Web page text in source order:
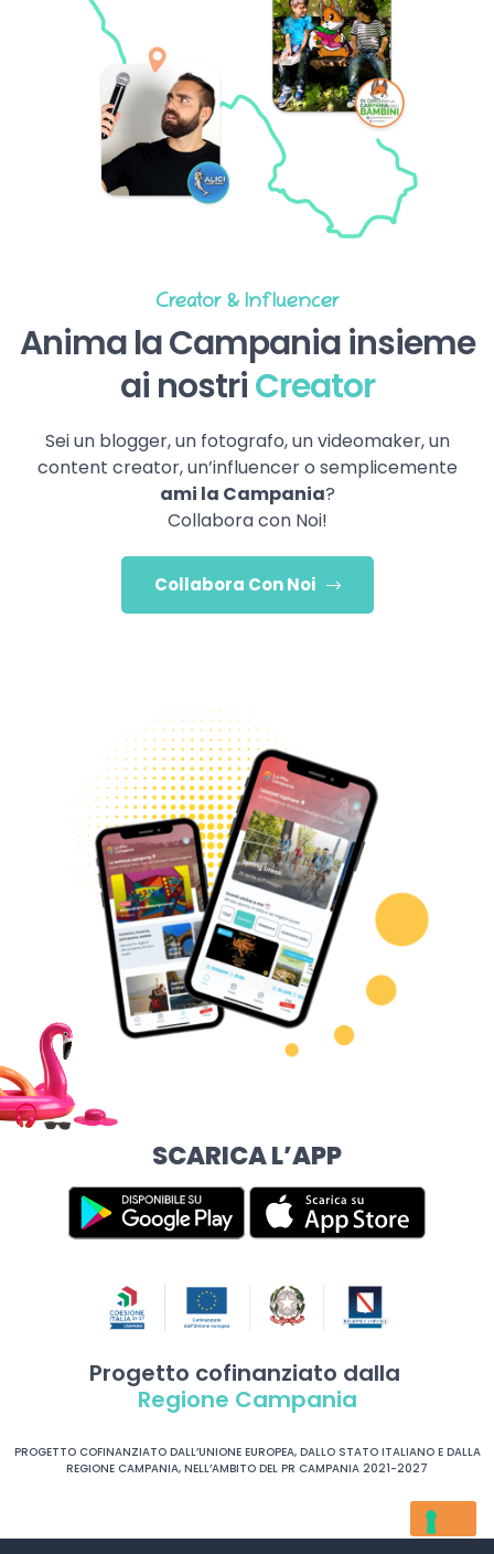
Creator & Influencer
Anima la Campania insieme
ai nostriCreator
Sei un blogger, un fotografo, un videomaker, un
content creator, un’influencer o semplicemente
ami la Campania?
Collabora con Noi!
Collabora Con Noi
SCARICA L’APP
Progetto cofinanziato dalla
Regione Campania
PROGETTO COFINANZIATO DALL’UNIONE EUROPEA, DALLO STATO ITALIANO E DALLA
REGIONE CAMPANIA, NELL’AMBITO DEL PR CAMPANIA 2021-2027